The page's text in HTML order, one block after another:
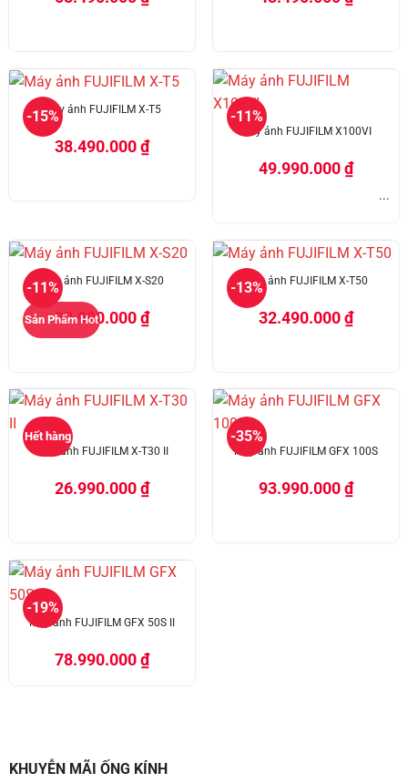
-15%Máy ảnh FUJIFILM X-T5
38.490.000₫
-11%
Máy ảnh FUJIFILM X100VI
49.990.000₫
...
-11%
Sản Phẩm Hot
Máy ảnh FUJIFILM X-S20
30.990.000₫
-13%
Máy ảnh FUJIFILM X-T50
32.490.000₫
Hết hàng
Máy ảnh FUJIFILM X-T30 II
26.990.000₫
-35%
Máy ảnh FUJIFILM GFX 100S
93.990.000₫
-19%
Máy ảnh FUJIFILM GFX 50S II
78.990.000₫
KHUYỄN MÃI ỐNG KÍNH